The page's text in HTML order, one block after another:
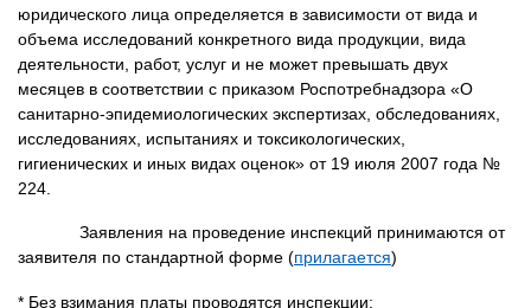
юридического лица определяется в зависимости от вида и
объема исследований конкретного вида продукции, вида
деятельности, работ, услуг и не может превышать двух
месяцев в соответствии с приказом Роспотребнадзора «О
санитарно-эпидемиологических экспертизах, обследованиях,
исследованиях, испытаниях и токсикологических,
гигиенических и иных видах оценок» от 19 июля 2007 года №
224.
Заявления на проведение инспекций принимаются от
заявителя по стандартной форме (прилагается)
* Без взимания платы проводятся инспекции: